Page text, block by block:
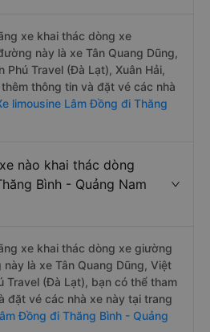
xe khai thác dòng xe
này là xe Tân Quang Dũng,
Phú Travel (Đà Lạt), Xuân Hải,
thông tin và đặt vé các nhà
limousine Lâm Đồng đi Thăng
nào khai thác dòng
Bình - Quảng Nam
xe khai thác dòng xe giường
là xe Tân Quang Dũng, Việt
Travel (Đà Lạt), bạn có thể tham
đặt vé các nhà xe này tại trang
Đồng đi Thăng Bình - Quảng